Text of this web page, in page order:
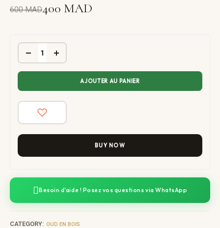
600MAD400 MAD
AJOUTER AU PANIER
BUY NOW
Besoin d'aide ! Posez vos questions via WhatsApp
CATEGORY: OUD EN BOIS